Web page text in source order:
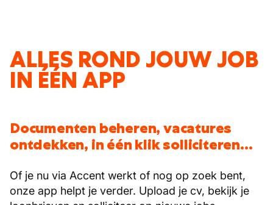
ALLES ROND JOUW JOB
IN ÉÉN APP
Documenten beheren, vacatures
ontdekken, in één klik solliciteren...
Of je nu via Accent werkt of nog op zoek bent,
onze app helpt je verder. Upload je cv, bekijk je